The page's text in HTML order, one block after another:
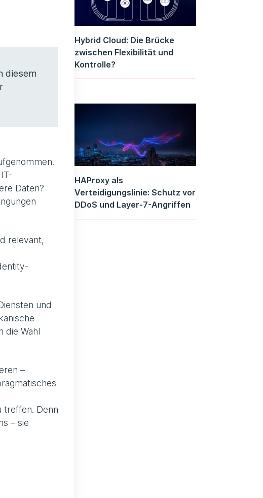
diesem
Daten?
relevant,
und
die Wahl
–
treffen. Denn
– sie
Hybrid Cloud: Die Brücke
zwischen Flexibilität und
Kontrolle?
HAProxy als
Verteidigungslinie: Schutz vor
DDoS und Layer-7-Angriffen